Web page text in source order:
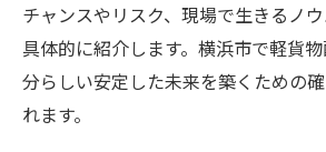
チャンスやリスク、現場で生きるノ
具体的に紹介します。横浜市で軽貨
分らしい安定した未来を築くための
れます。